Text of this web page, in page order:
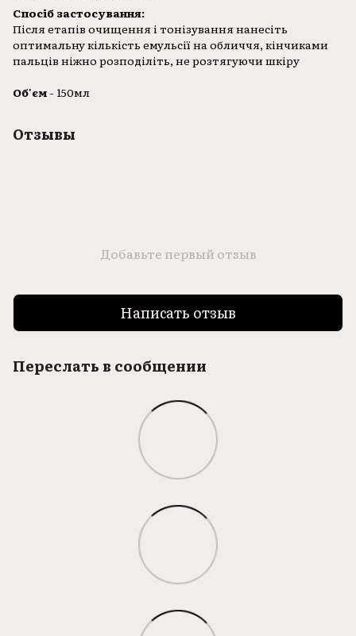
Спосіб застосування:
Після етапів очищення і тонізування нанесіть
оптимальну кількість емульсії на обличчя, кінчиками
пальців ніжно розподіліть, не розтягуючи шкіру
Об'єм - 150мл
Отзывы
Добавьте первый отзыв
Написать отзыв
Переслать в сообщении